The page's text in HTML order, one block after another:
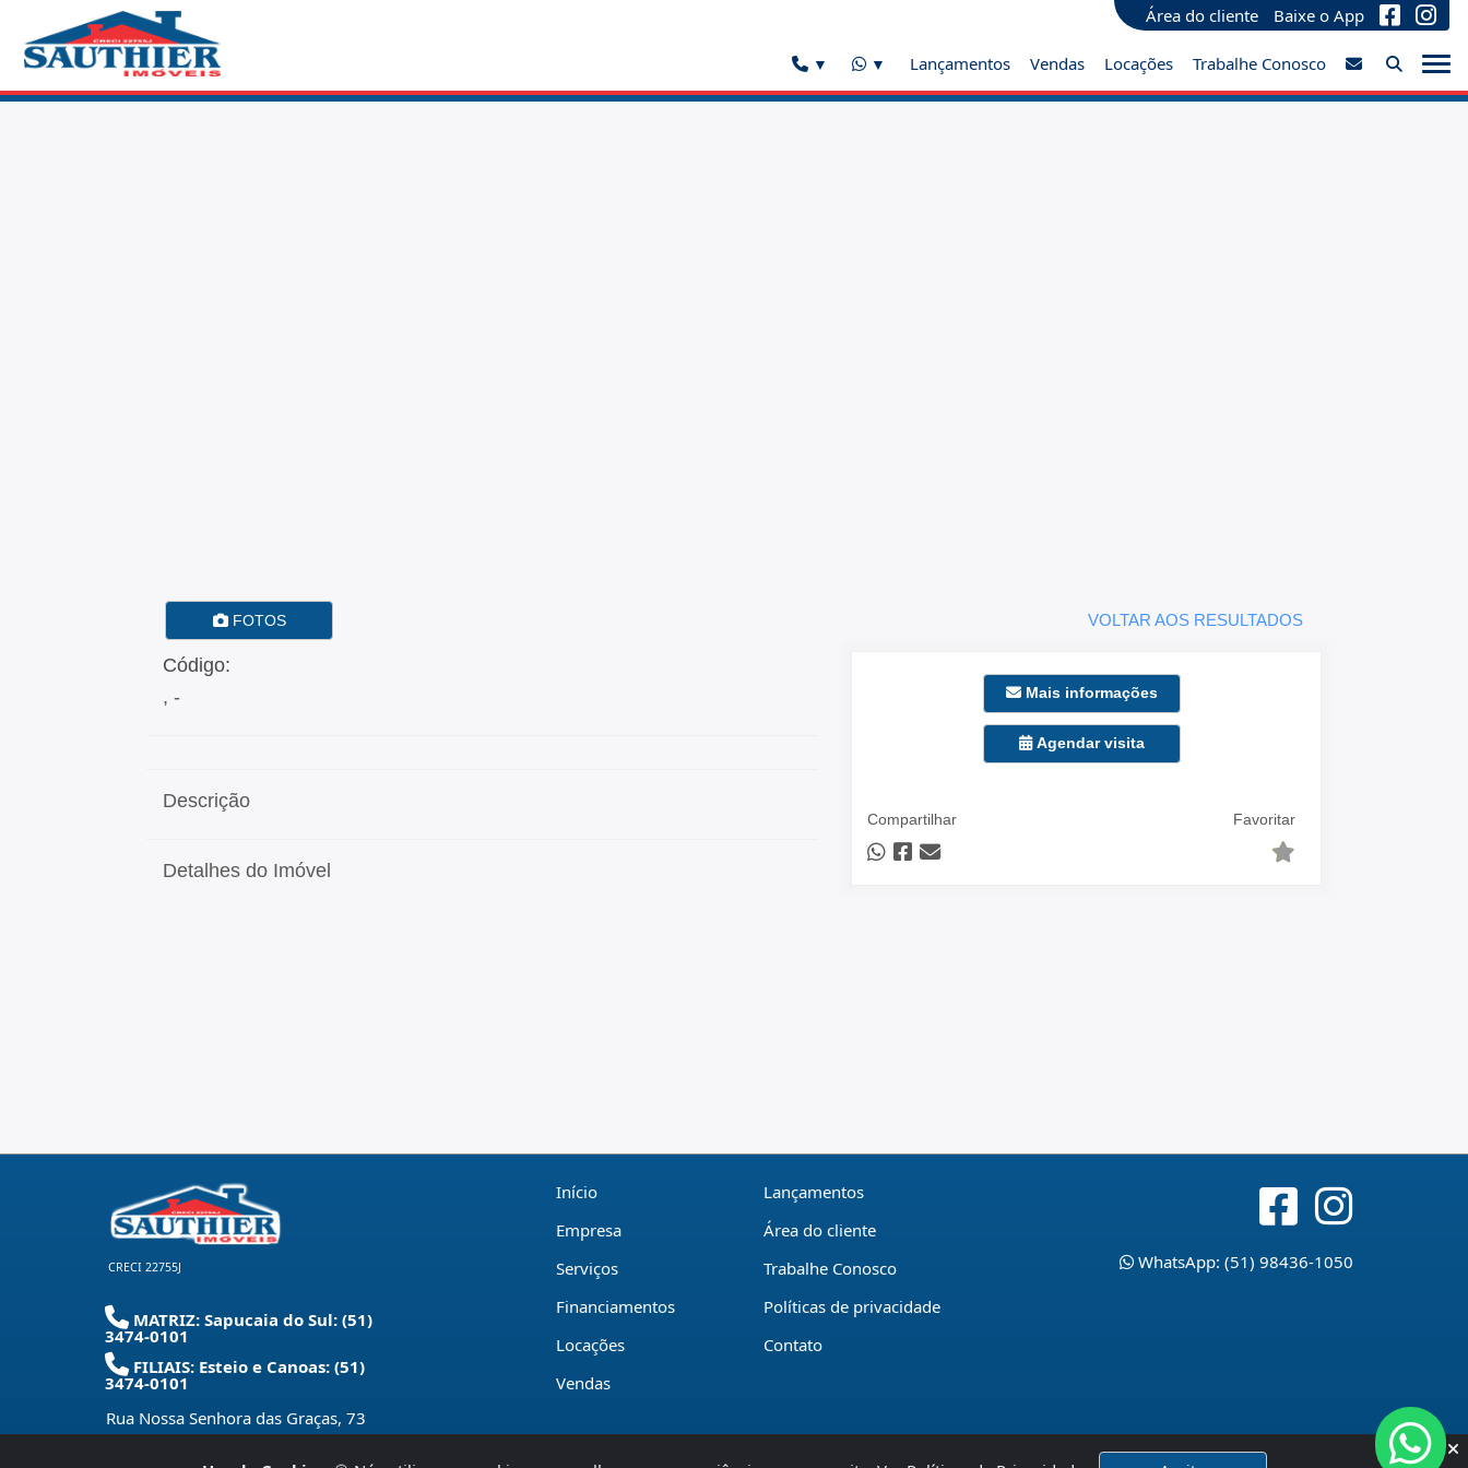
Área do cliente Baixe o App
Lançamentos Vendas Locações Trabalhe Conosco
FOTOS VOLTAR AOS RESULTADOS
Código:
, -
Descrição
Detalhes do Imóvel
Mais informações
Agendar visita
Compartilhar Favoritar
CRECI 22755J
MATRIZ: Sapucaia do Sul: (51)
3474-0101
FILIAIS: Esteio e Canoas: (51)
3474-0101
Rua Nossa Senhora das Graças, 73
Início
Empresa
Serviços
Financiamentos
Locações
Vendas
Lançamentos
Área do cliente
Trabalhe Conosco
Políticas de privacidade
Contato
WhatsApp: (51) 98436-1050